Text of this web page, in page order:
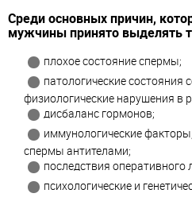
Среди основных причин,
мужчины принято выделять
плохое состояние спермы;
патологические состояния
физиологические нарушения в
дисбаланс гормонов;
иммунологические
спермы антителами;
последствия оперативного
психологические и